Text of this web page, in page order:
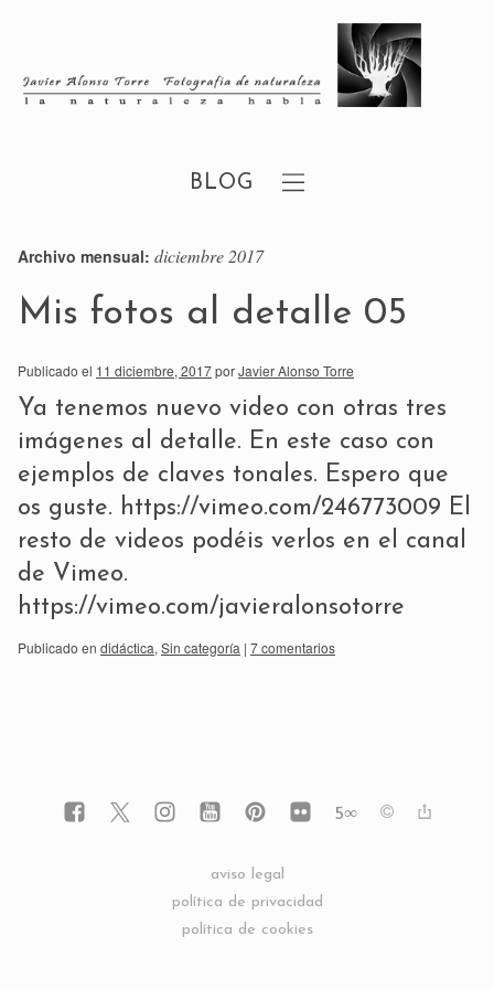
BLOG
Archivo mensual: diciembre 2017
Mis fotos al detalle 05
Publicado el 11 diciembre, 2017porJavier Alonso Torre
Ya tenemos nuevo video con otras tres
imágenes al detalle. En este caso con
ejemplos de claves tonales. Espero que
os guste. https://vimeo.com/246773009 El
resto de videos podéis verlos en el canal
de Vimeo.
https://vimeo.com/javieralonsotorre
Publicado en didáctica, Sin categoría | 7 comentarios
5∞
aviso legal
política de privacidad
política de cookies